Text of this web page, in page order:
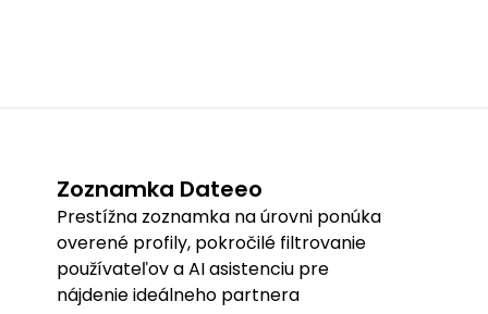
Zoznamka Dateeo
Prestížna zoznamka na úrovni ponúka
overené profily, pokročilé filtrovanie
používateľov a AI asistenciu pre
nájdenie ideálneho partnera